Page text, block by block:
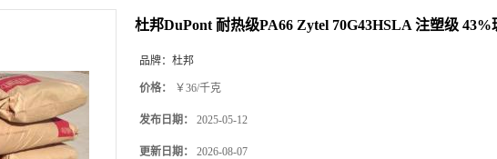
杜邦DuPont 耐热级PA66 Zytel 70G43HSLA 注塑级
品牌： 杜邦
价格： ￥36/千克
发布日期： 2025-05-12
更新日期： 2026-08-07